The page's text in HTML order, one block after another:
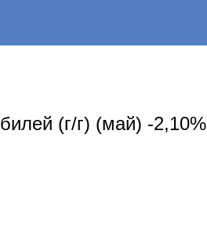
(г/г) (май) -2,10%